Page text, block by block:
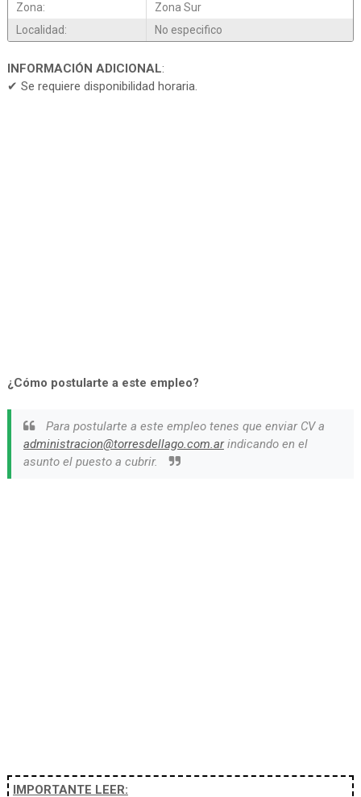
Zona:
Zona Sur
Localidad:
No especifico
INFORMACIÓN ADICIONAL:
✔ Se requiere disponibilidad horaria.
¿Cómo postularte a este empleo?
Para postularte a este empleo tenes que enviar CV a
administracion@torresdellago.com.arindicando en el
asunto el puesto a cubrir.
IMPORTANTE LEER: